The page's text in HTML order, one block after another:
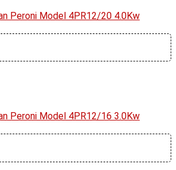
Peroni Model 4PR12/20 4.0Kw
Peroni Model 4PR12/16 3.0Kw